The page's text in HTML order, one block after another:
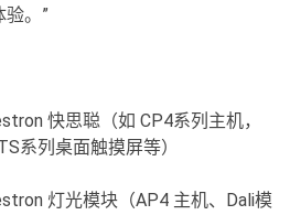
。”
快思聪（如 CP4系列主机，
系列桌面触摸屏等）
灯光模块（AP4 主机、Dali模